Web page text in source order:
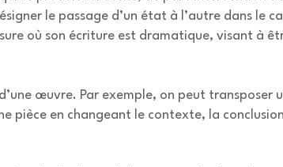
le passage d’un état à l’autre dans le
où son écriture est dramatique, visant à
œuvre. Par exemple, on peut transposer
pièce en changeant le contexte, la